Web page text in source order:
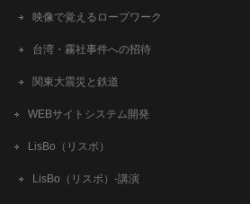
映像で覚えるロープワーク
台湾・霧社事件への招待
関東大震災と鉄道
WEBサイトシステム開発
LisBo（リスボ）
LisBo（リスボ）-講演